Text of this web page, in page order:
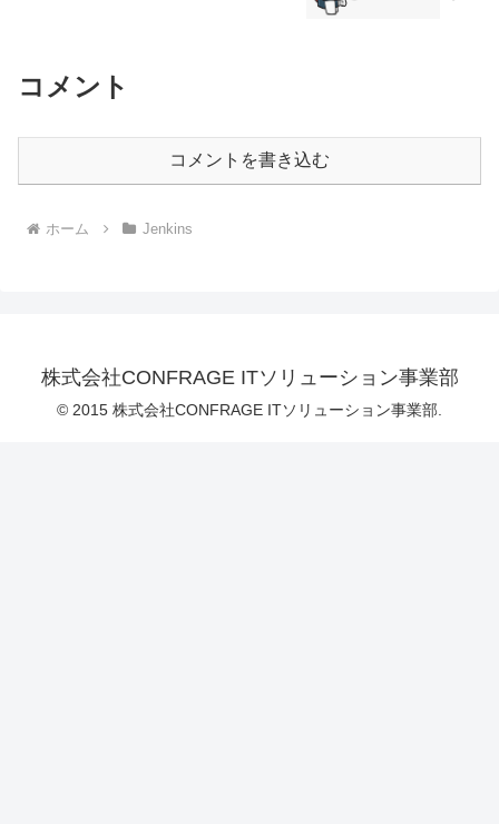
コメント
コメントを書き込む
ホーム Jenkins
株式会社CONFRAGE ITソリューション事業部
© 2015 株式会社CONFRAGE ITソリューション事業部.